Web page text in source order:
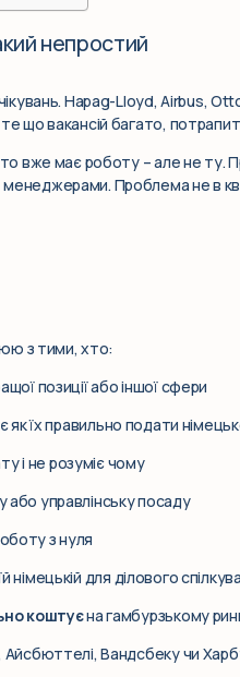
непростий
Hapag-Lloyd, Airbus,
що вакансій багато,
вже має роботу – але не ту.
Проблема не в
з тими, хто:
позиції або іншої сфери
як їх правильно подати
і не розуміє чому
або управлінську посаду
з нуля
для ділового
коштуєна гамбурзькому
Вандсбеку чи